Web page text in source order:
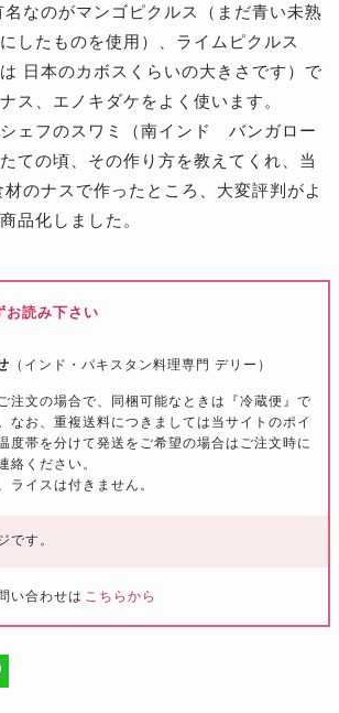
なのがマンゴピクルス（まだ青い未熟
したものを使用）、ライムピクルス
は 日本のカボスくらいの大きさです）で
ス、エノキダケをよく使います。
シェフのスワミ（南インド バンガロー
ての頃、その作り方を教えてくれ、当
のナスで作ったところ、大変評判がよ
品化しました。
お読み下さい
（インド・パキスタン料理専門 デリー）
注文の場合で、同梱可能なときは『冷蔵便』で
なお、重複送料につきましては当サイトのポイ
度帯を分けて発送をご希望の場合はご注文時に
絡ください。
イスは付きません。
です。
い合わせは こちらから